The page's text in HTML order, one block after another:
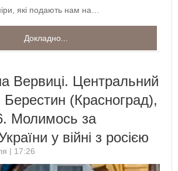
які подають нам на…
Докладно...
Вервиці. Центральний
(Красноград),
Молимось за
у війні з росією
| 17:26